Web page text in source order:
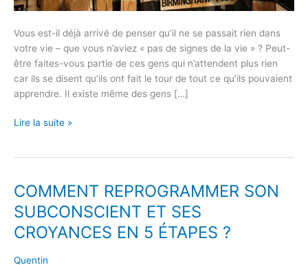
Vous est-il déjà arrivé de penser qu’il ne se passait rien dans
votre vie – que vous n’aviez « pas de signes de la vie » ? Peut-
être faites-vous partie de ces gens qui n’attendent plus rien
car ils se disent qu’ils ont fait le tour de tout ce qu’ils pouvaient
apprendre. Il existe même des gens […]
Lire la suite »
COMMENT REPROGRAMMER SON
SUBCONSCIENT ET SES
CROYANCES EN 5 ÉTAPES ?
Quentin
COMMENT
REPROGRAMMER
SON
SUBCONSCIENT